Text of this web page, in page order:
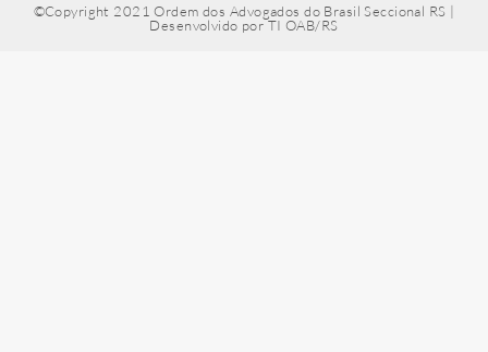
©Copyright 2021 Ordem dos Advogados do Brasil Seccional RS |
Desenvolvido por TI OAB/RS